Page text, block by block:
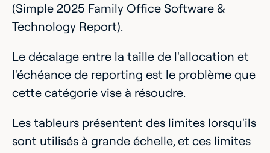
(Simple 2025 Family Office Software &
Technology Report).
Le décalage entre la taille de l'allocation et
l'échéance de reporting est le problème que
cette catégorie vise à résoudre.
Les tableurs présentent des limites lorsqu'ils
sont utilisés à grande échelle, et ces limites